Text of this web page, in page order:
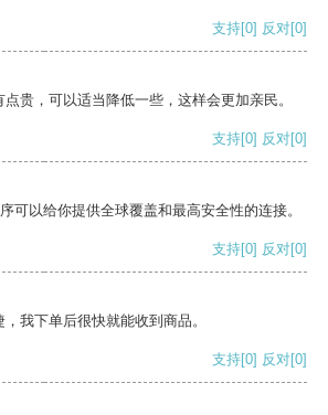
支持[0] 反对[0]
贵，可以适当降低一些，这样会更加亲民。
支持[0] 反对[0]
可以给你提供全球覆盖和最高安全性的连接。
支持[0] 反对[0]
我下单后很快就能收到商品。
支持[0] 反对[0]